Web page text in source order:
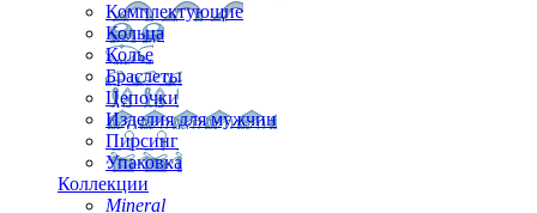
Комплектующие
Кольца
Колье
Браслеты
Цепочки
Изделия для мужчин
Пирсинг
Упаковка
Коллекции
Mineral